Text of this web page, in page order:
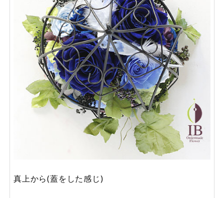
真上から(蓋をした感じ)